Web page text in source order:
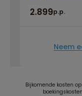
2.899p.p.
Neem
Bijkomende kosten